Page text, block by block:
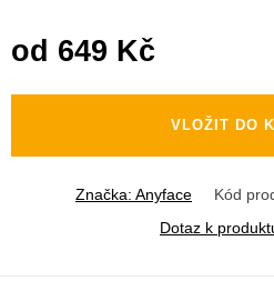
od 649 Kč
VLOŽIT DO
Značka: Anyface Kód
Dotaz k